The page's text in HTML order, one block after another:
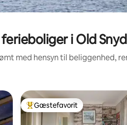
i Old
med hensyn til beliggenhed,
Bedste gæstefavorit
Gæstefavorit